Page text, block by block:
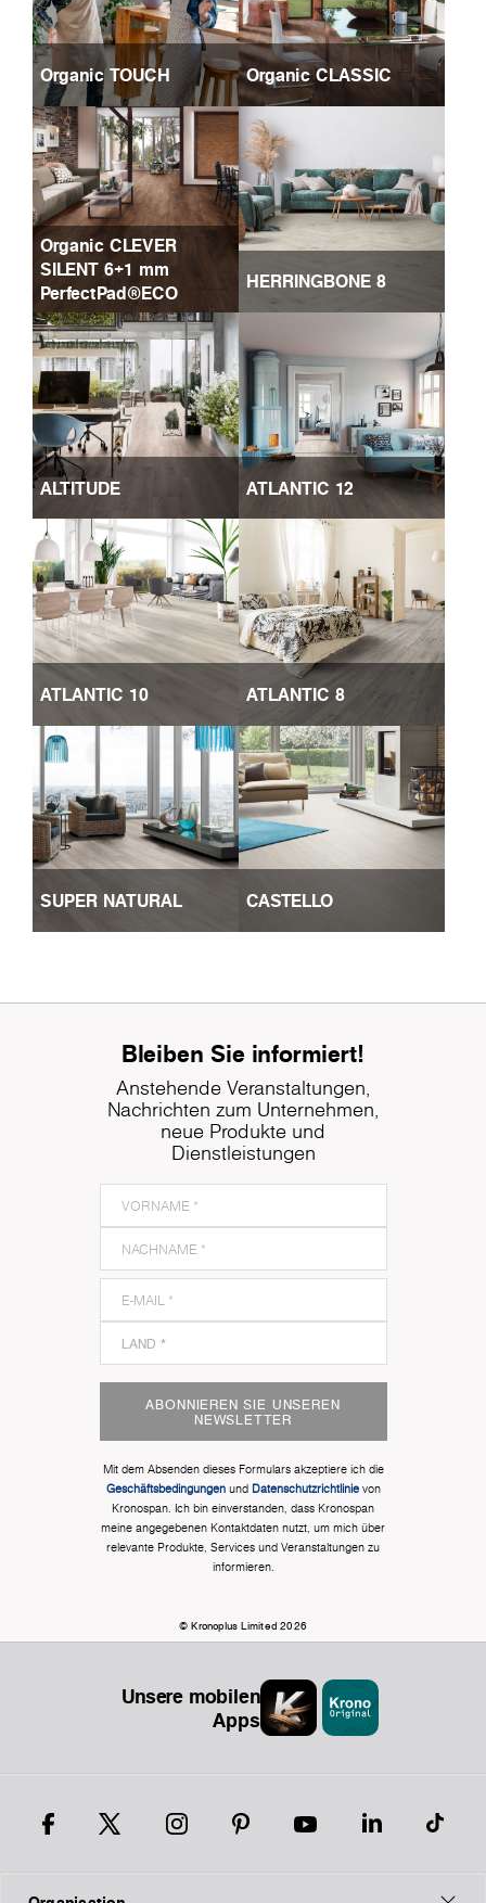
Organic TOUCH Organic CLASSIC
Organic CLEVER
SILENT 6+1 mm
PerfectPad®ECO
HERRINGBONE 8
ALTITUDE ATLANTIC 12
ATLANTIC 10 ATLANTIC 8
SUPER NATURAL CASTELLO
Bleiben Sie informiert!
Anstehende Veranstaltungen,
Nachrichten zum Unternehmen,
neue Produkte und
Dienstleistungen
ABONNIEREN SIE UNSEREN
NEWSLETTER
Mit dem Absenden dieses Formulars akzeptiere ich die
Geschäftsbedingungenund Datenschutzrichtlinievon
Kronospan. Ich bin einverstanden, dass Kronospan
meine angegebenen Kontaktdaten nutzt, um mich über
relevante Produkte, Services und Veranstaltungen zu
informieren.
© Kronoplus Limited 2026
Unsere mobilen
Apps